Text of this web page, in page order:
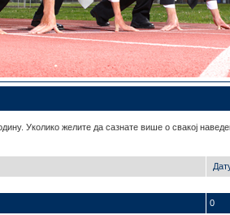
Уколико желите да сазнате више о свакој
0